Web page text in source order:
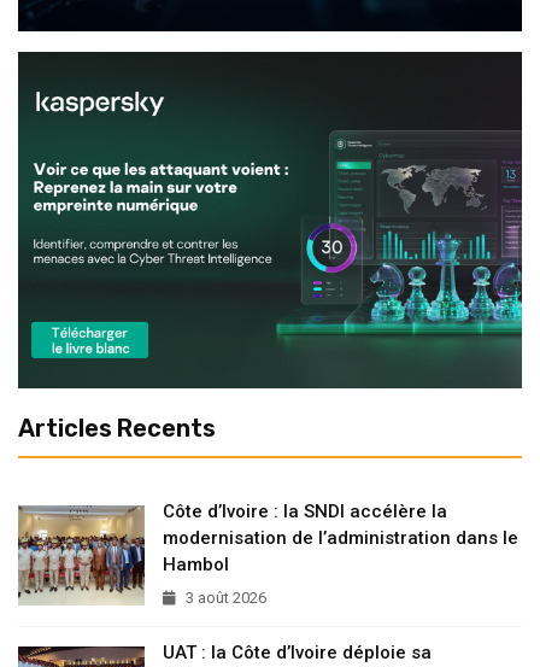
Articles Recents
Côte d’Ivoire : la SNDI accélère la
modernisation de l’administration dans le
Hambol
3 août 2026
UAT : la Côte d’Ivoire déploie sa